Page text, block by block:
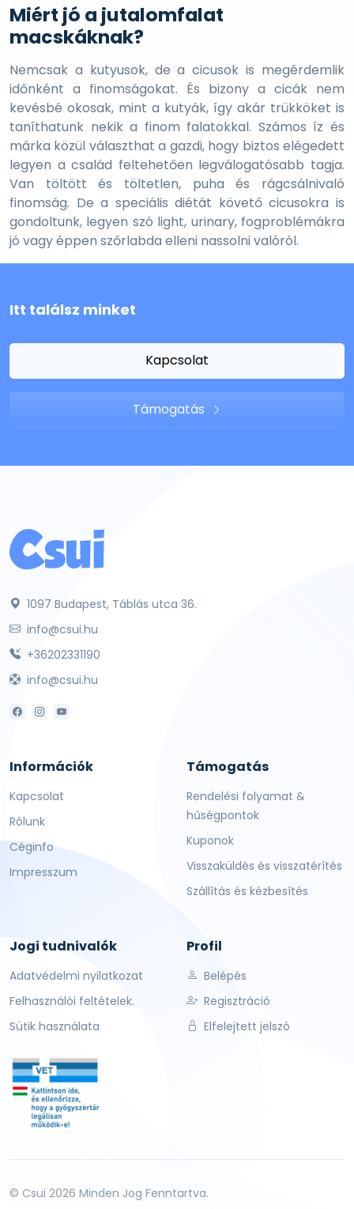
Miért jó a jutalomfalat
macskáknak?
Nemcsak a kutyusok, de a cicusok is megérdemlik
időnként a finomságokat. És bizony a cicák nem
kevésbé okosak, mint a kutyák, így akár trükköket is
taníthatunk nekik a finom falatokkal. Számos íz és
márka közül választhat a gazdi, hogy biztos elégedett
legyen a család feltehetően legválogatósabb tagja.
Van töltött és töltetlen, puha és rágcsálnivaló
finomság. De a speciális diétát követő cicusokra is
gondoltunk, legyen szó light, urinary, fogproblémákra
jó vagy éppen szőrlabda elleni nassolni valóról.
Itt találsz minket
Kapcsolat
Támogatás
1097 Budapest, Táblás utca 36.
info@csui.hu
+36202331190
info@csui.hu
Információk
Kapcsolat
Rólunk
Céginfo
Impresszum
Támogatás
Rendelési folyamat &
hűségpontok
Kuponok
Visszaküldés és visszatérítés
Szállítás és kézbesítés
Jogi tudnivalók
Adatvédelmi nyilatkozat
Felhasználói feltételek.
Sütik használata
Profil
Belépés
Regisztráció
Elfelejtett jelszó
© Csui 2026 Minden Jog Fenntartva.